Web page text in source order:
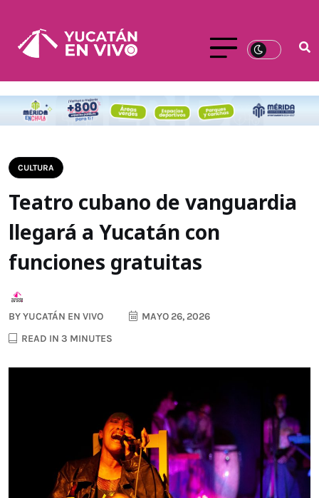
CULTURA
Teatro cubano de vanguardia
llegará a Yucatán con
funciones gratuitas
BYYUCATÁN EN VIVO
MAYO 26, 2026
READ IN 3 MINUTES